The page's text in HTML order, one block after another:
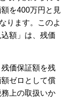
を400万円と見
ります。このよ
額」は、残価
価保証額を残
ゼロとして償
上の取扱いか